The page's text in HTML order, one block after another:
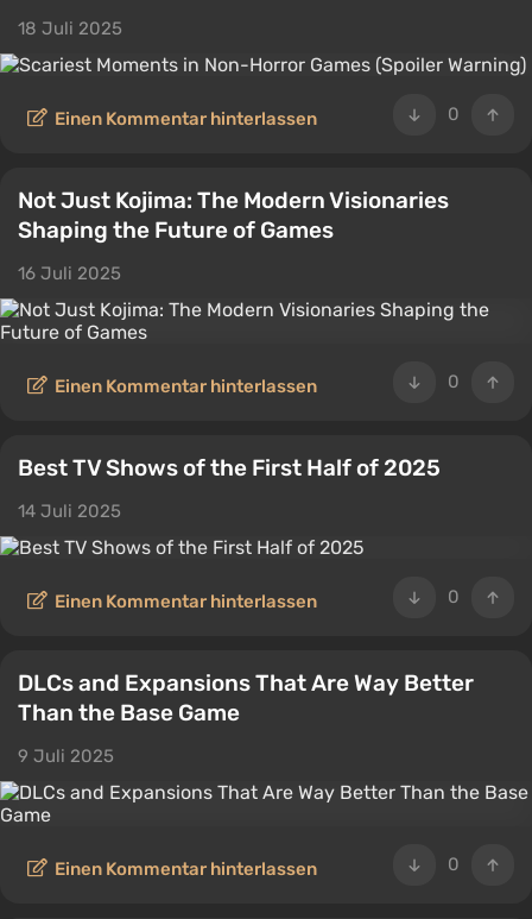
18 Juli 2025
0
Einen Kommentar hinterlassen
Not Just Kojima: The Modern Visionaries
Shaping the Future of Games
16 Juli 2025
0
Einen Kommentar hinterlassen
Best TV Shows of the First Half of 2025
14 Juli 2025
0
Einen Kommentar hinterlassen
DLCs and Expansions That Are Way Better
Than the Base Game
9 Juli 2025
0
Einen Kommentar hinterlassen